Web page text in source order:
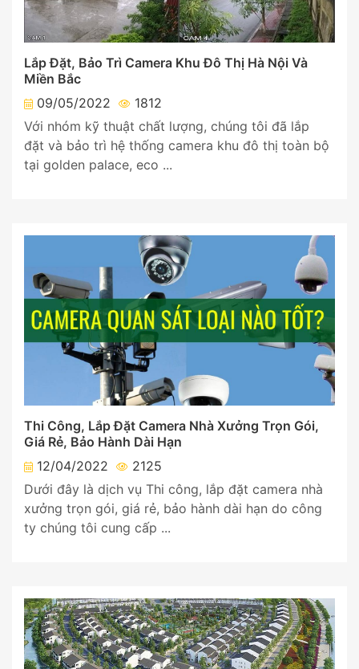
Lắp Đặt, Bảo Trì Camera Khu Đô Thị Hà Nội Và
Miền Bắc
09/05/2022
1812
Với nhóm kỹ thuật chất lượng, chúng tôi đã lắp
đặt và bảo trì hệ thống camera khu đô thị toàn bộ
tại golden palace, eco ...
Thi Công, Lắp Đặt Camera Nhà Xưởng Trọn Gói,
Giá Rẻ, Bảo Hành Dài Hạn
12/04/2022
2125
Dưới đây là dịch vụ Thi công, lắp đặt camera nhà
xưởng trọn gói, giá rẻ, bảo hành dài hạn do công
ty chúng tôi cung cấp ...